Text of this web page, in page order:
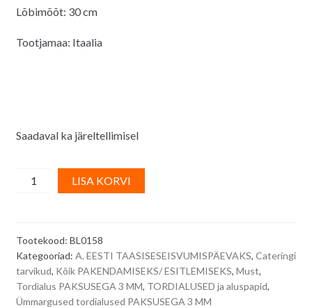
Lõbimõõt: 30 cm
Tootjamaa: Itaalia
Saadaval ka järeltellimisel
Tordialus,
servaga
-
diameeter
30
LISA KORVI
n
a
t
Tootekood: BL0158
Kategooriad: A. EESTI TAASISESEISVUMISPÄEVAKS, Cateringi
tarvikud, Kõik PAKENDAMISEKS/ ESITLEMISEKS, Must,
Tordialus PAKSUSEGA 3 MM, TORDIALUSED ja aluspapid,
Ümmargused tordialused PAKSUSEGA 3 MM